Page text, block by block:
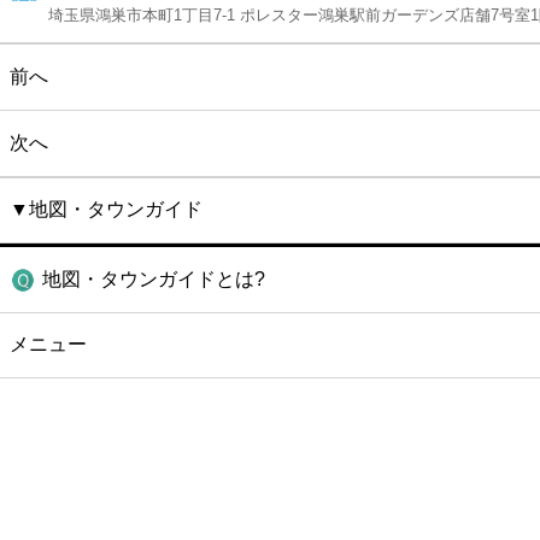
埼玉県鴻巣市本町1丁目7-1 ポレスター鴻巣駅前ガーデンズ店舗7号室
前へ
次へ
▼地図・タウンガイド
地図・タウンガイドとは?
メニュー